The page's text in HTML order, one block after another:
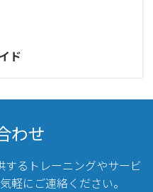
ド
わせ
るトレーニングやサービ
軽にご連絡ください。